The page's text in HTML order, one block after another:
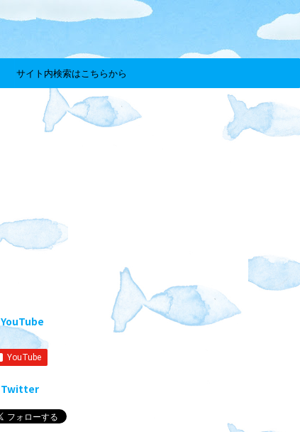
サイト内検索はこちらから
YouTube
Twitter